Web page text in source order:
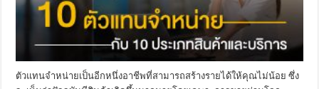
ตัวแทนจำหน่ายเป็นอีกหนึ่งอาชีพที่สามารถสร้างรายได้ให้คุณไม่น้อย ซึ่ง